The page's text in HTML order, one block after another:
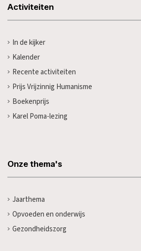
Activiteiten
In de kijker
Kalender
Recente activiteiten
Prijs Vrijzinnig Humanisme
Boekenprijs
Karel Poma-lezing
Onze thema's
Jaarthema
Opvoeden en onderwijs
Gezondheidszorg